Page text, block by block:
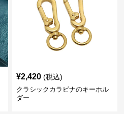
¥2,420 (税込)
クラシックカラビナのキーホル
ダー